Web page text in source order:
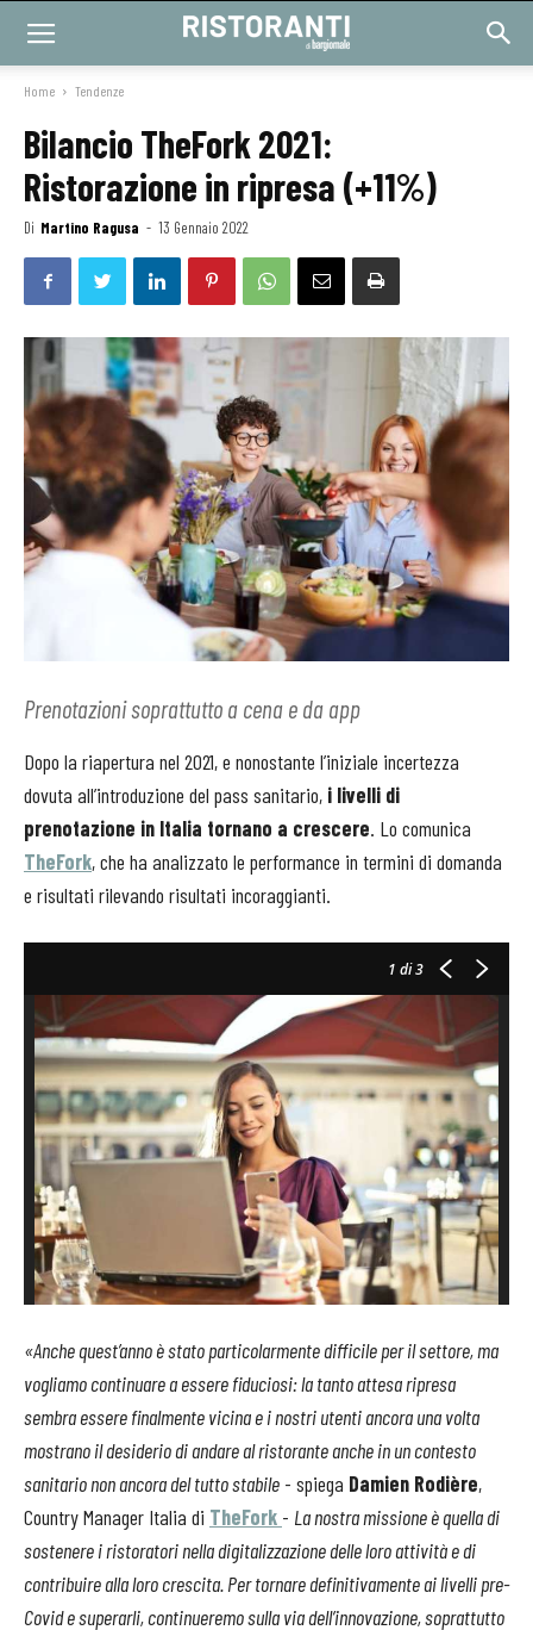
Home Tendenze
Bilancio TheFork 2021:
Ristorazione in ripresa (+11%)
Di Martino Ragusa - 13 Gennaio 2022
Prenotazioni soprattutto a cena e da app
Dopo la riapertura nel 2021, e nonostante l’iniziale incertezza
dovuta all’introduzione del pass sanitario, i livelli di
prenotazione in Italia tornano a crescere. Lo comunica
TheFork, che ha analizzato le performance in termini di domanda
e risultati rilevando risultati incoraggianti.
1 di 3
«Anche quest’anno è stato particolarmente difficile per il settore, ma
vogliamo continuare a essere fiduciosi: la tanto attesa ripresa
sembra essere finalmente vicina e i nostri utenti ancora una volta
mostrano il desiderio di andare al ristorante anche in un contesto
sanitario non ancora del tutto stabile - spiega Damien Rodière,
Country Manager Italia di TheFork - La nostra missione è quella di
sostenere i ristoratori nella digitalizzazione delle loro attività e di
contribuire alla loro crescita. Per tornare definitivamente ai livelli pre-
Covid e superarli, continueremo sulla via dell’innovazione, soprattutto